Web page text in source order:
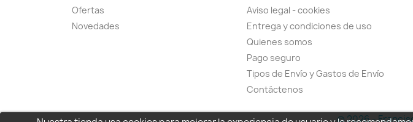
Ofertas
Novedades
Aviso legal - cookies
Entrega y condiciones de uso
Quienes somos
Pago seguro
Tipos de Envío y Gastos de Envío
Contáctenos
© 2026 -